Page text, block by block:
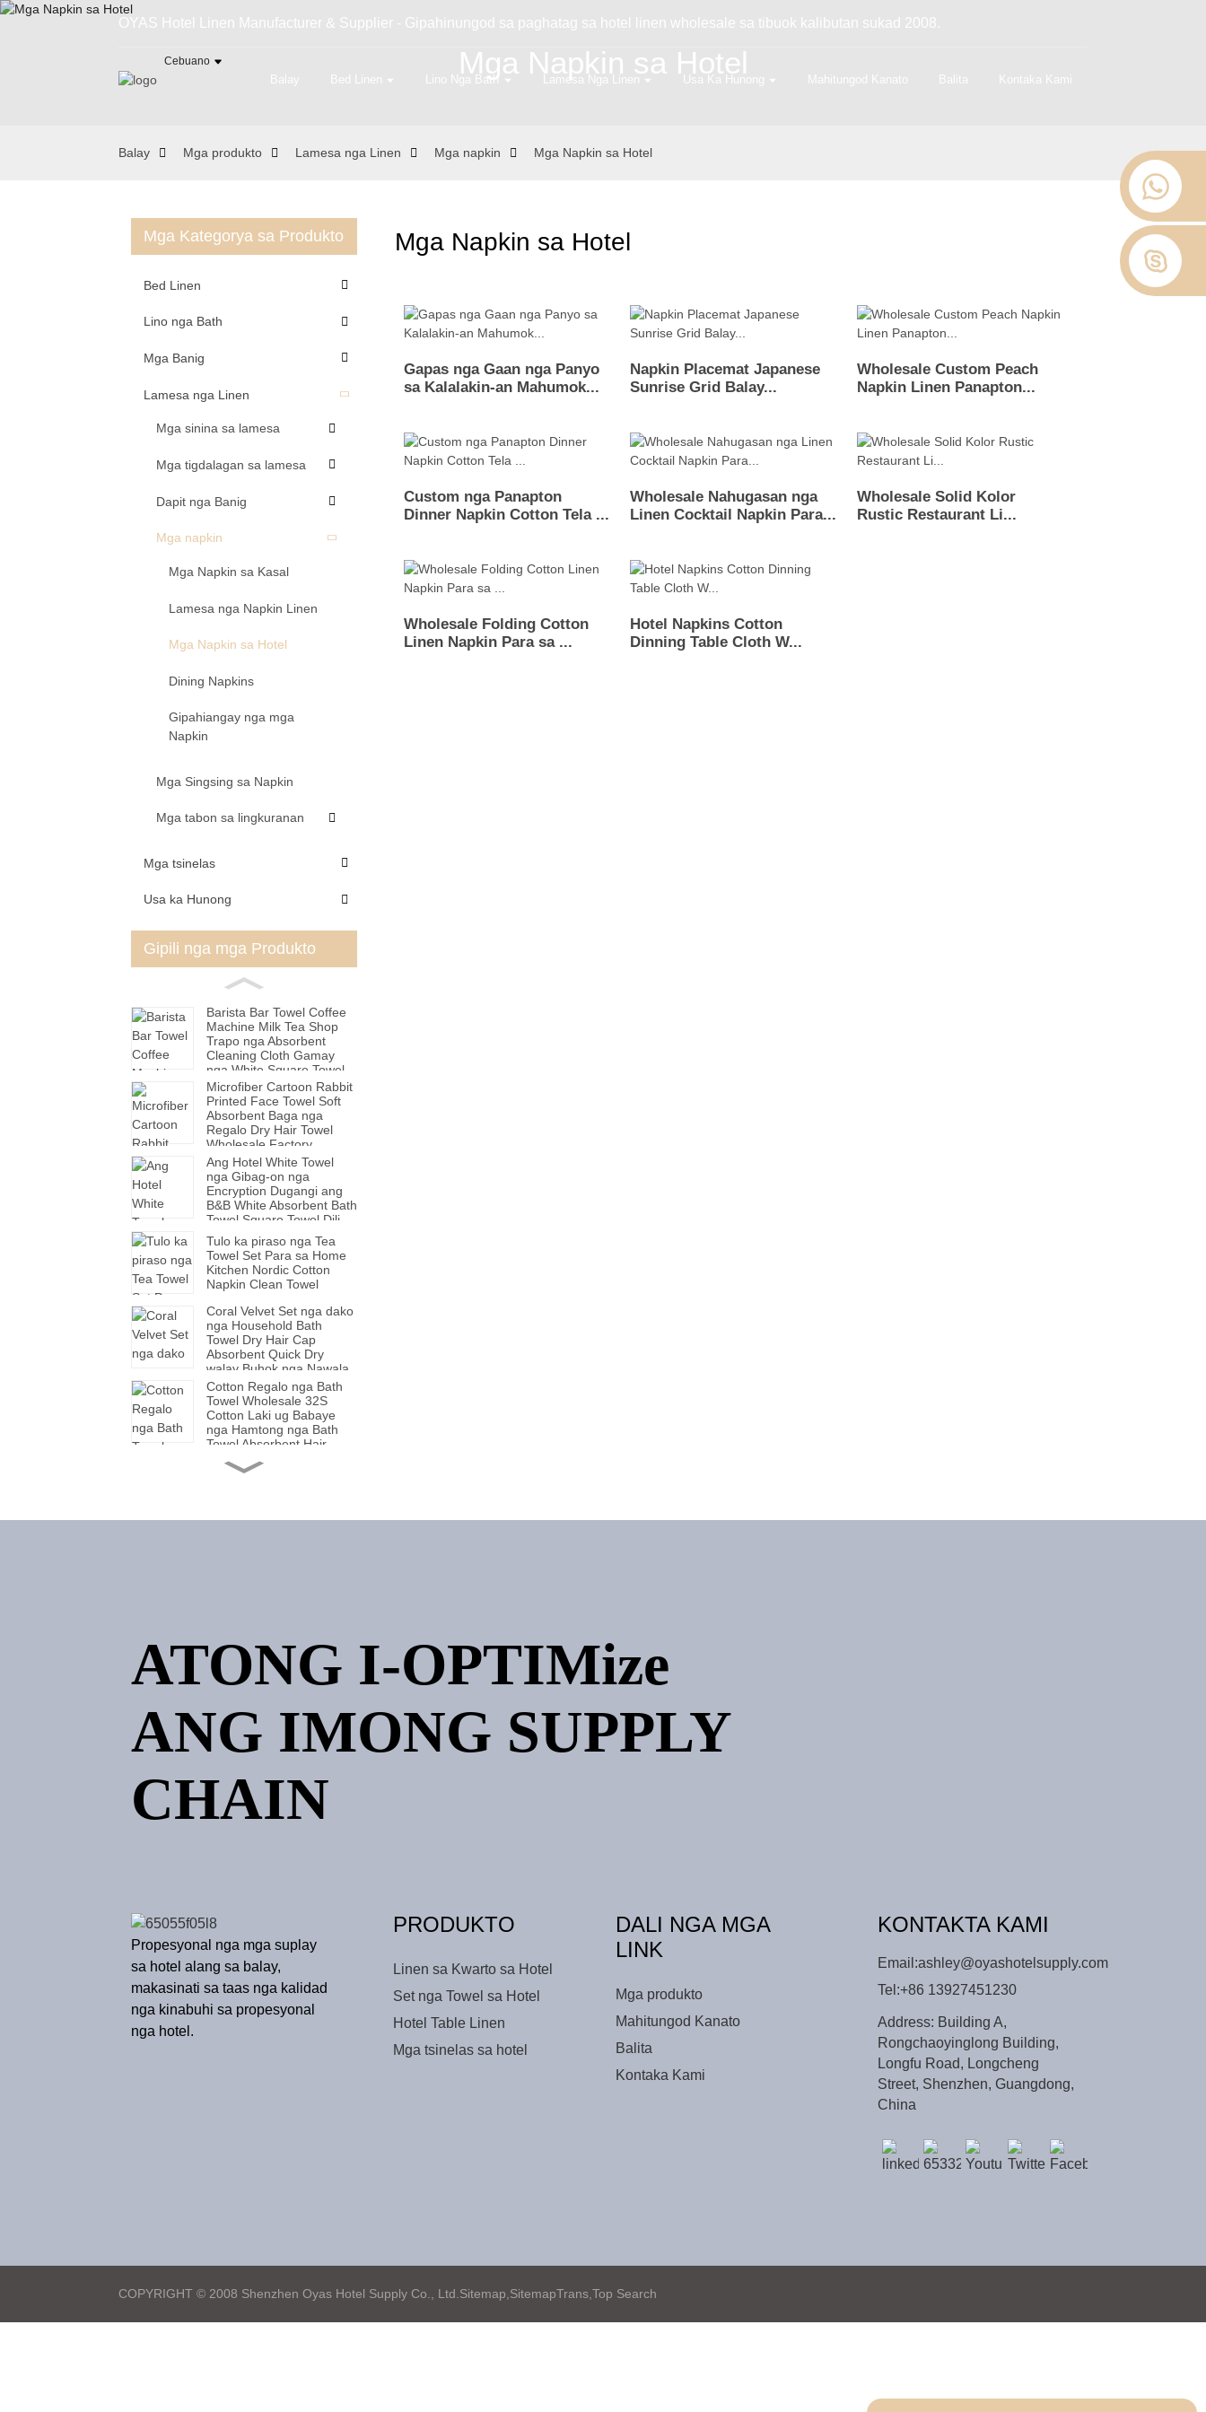
OYAS Hotel Linen Manufacturer & Supplier - Gipahinungod sa paghatag sa hotel linen wholesale sa tibuok kalibutan sukad 2008.
Cebuano
Balay Bed Linen Lino Nga Bath Lamesa Nga Linen Usa Ka Hunong Mahitungod Kanato Balita Kontaka Kami
Mga Napkin sa Hotel
Balay Mga produkto Lamesa nga Linen Mga napkin Mga Napkin sa Hotel
Mga Kategorya sa Produkto
Bed Linen
Lino nga Bath
Mga Banig
Lamesa nga Linen
Mga sinina sa lamesa
Mga tigdalagan sa lamesa
Dapit nga Banig
Mga napkin
Mga Napkin sa Kasal
Lamesa nga Napkin Linen
Mga Napkin sa Hotel
Dining Napkins
Gipahiangay nga mga
Napkin
Mga Singsing sa Napkin
Mga tabon sa lingkuranan
Mga tsinelas
Usa ka Hunong
Gipili nga mga Produkto
Barista Bar Towel Coffee
Machine Milk Tea Shop
Trapo nga Absorbent
Cleaning Cloth Gamay
nga White Square Towel
Hand Towel
Microfiber Cartoon Rabbit
Printed Face Towel Soft
Absorbent Baga nga
Regalo Dry Hair Towel
Wholesale Factory
Ang Hotel White Towel
nga Gibag-on nga
Encryption Dugangi ang
B&B White Absorbent Bath
Towel Square Towel Dili
Malaglag ang Buhok
Tulo ka piraso nga Tea
Towel Set Para sa Home
Kitchen Nordic Cotton
Napkin Clean Towel
Coral Velvet Set nga dako
nga Household Bath
Towel Dry Hair Cap
Absorbent Quick Dry
walay Buhok nga Nawala
Mabaga nga Soft Bath
Towel Cover
Cotton Regalo nga Bath
Towel Wholesale 32S
Cotton Laki ug Babaye
nga Hamtong nga Bath
Towel Absorbent Hair
Home Bath Towel
Cotton Bath Towel Adult
Gift Bath Towel Para sa
Cube Bath Towel
Gidugayon Marathon
Towel Logo Custom
Wholesale Cotton Small
Embroidery Logo Gift
Towel Yellow Blue Grey
Cotton Small Square
Mga Napkin sa Hotel
Gapas nga Gaan nga Panyo
sa Kalalakin-an Mahumok...
Napkin Placemat Japanese
Sunrise Grid Balay...
Wholesale Custom Peach
Napkin Linen Panapton...
Custom nga Panapton
Dinner Napkin Cotton Tela ...
Wholesale Nahugasan nga
Linen Cocktail Napkin Para...
Wholesale Solid Kolor
Rustic Restaurant Li...
Wholesale Folding Cotton
Linen Napkin Para sa ...
Hotel Napkins Cotton
Dinning Table Cloth W...
ATONG I-OPTIMize
ANG IMONG SUPPLY
CHAIN
Propesyonal nga mga suplay
sa hotel alang sa balay,
makasinati sa taas nga kalidad
nga kinabuhi sa propesyonal
nga hotel.
PRODUKTO
Linen sa Kwarto sa Hotel
Set nga Towel sa Hotel
Hotel Table Linen
Mga tsinelas sa hotel
DALI NGA MGA
LINK
Mga produkto
Mahitungod Kanato
Balita
Kontaka Kami
KONTAKTA KAMI
Email:ashley@oyashotelsupply.com
Tel:+86 13927451230
Address: Building A,
Rongchaoyinglong Building,
Longfu Road, Longcheng
Street, Shenzhen, Guangdong,
China
COPYRIGHT © 2008 Shenzhen Oyas Hotel Supply Co., Ltd.Sitemap,SitemapTrans,Top Search